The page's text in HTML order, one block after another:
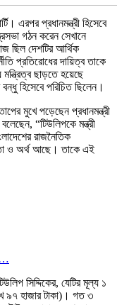
এরপর প্রধানমন্ত্রী হিসেবে
গঠন করেন সেখানে
ছিল দেশটির আর্থিক
প্রতিরোধের দায়িত্ব তাকে
ছাড়তে হয়েছে
হিসেবে পরিচিত ছিলেন।
মুখে পড়েছেন প্রধানমন্ত্রী
“টিউলিপকে মন্ত্রী
রাজনৈতিক
ও অর্থ আছে। তাকে এই
সিদ্দিকের, যেটির মূল্য ১
৯৭ হাজার টাকা)। গত ৩